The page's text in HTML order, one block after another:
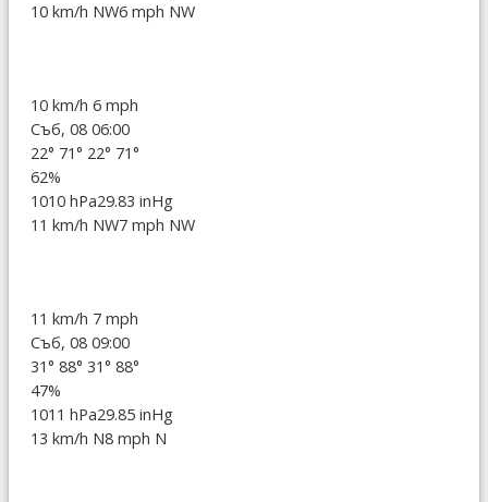
10 km/h NW6 mph NW
10 km/h 6 mph
Съб, 08 06:00
22° 71° 22° 71°
62%
1010 hPa29.83 inHg
11 km/h NW7 mph NW
11 km/h 7 mph
Съб, 08 09:00
31° 88° 31° 88°
47%
1011 hPa29.85 inHg
13 km/h N8 mph N